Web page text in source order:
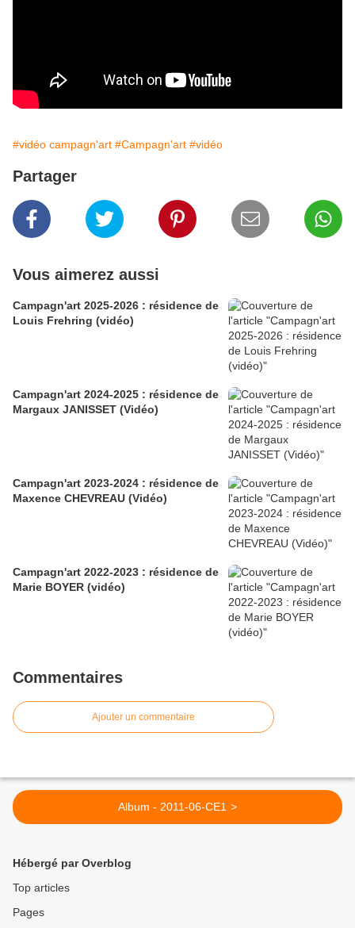
#vidéo campagn'art #Campagn'art #vidéo
Partager
Vous aimerez aussi
Campagn'art 2025-2026 : résidence de
Louis Frehring (vidéo)
Campagn'art 2024-2025 : résidence de
Margaux JANISSET (Vidéo)
Campagn'art 2023-2024 : résidence de
Maxence CHEVREAU (Vidéo)
Campagn'art 2022-2023 : résidence de
Marie BOYER (vidéo)
Commentaires
Ajouter un commentaire
Album - 2011-06-CE1 >
Hébergé par Overblog
Top articles
Pages